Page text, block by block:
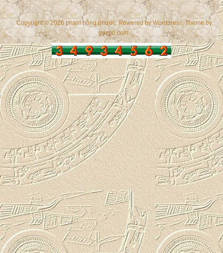
Copyright © 2026 phạm hồng phước. Powered byWordpress , Theme by
gazpo.com.